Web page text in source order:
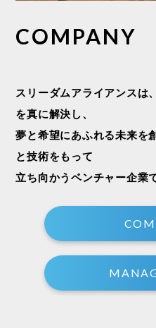
COMPANY
スリーダムアライアンスは
を真に解決し、
夢と希望にあふれる未来を
と技術をもって
立ち向かうベンチャー企業